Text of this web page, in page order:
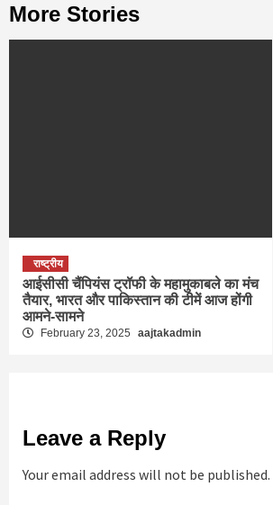
More Stories
राष्ट्रीय
आईसीसी चैंपियंस ट्रॉफी के महामुकाबले का मंच
तैयार, भारत और पाकिस्तान की टीमें आज होंगी
आमने-सामने
February 23, 2025 aajtakadmin
Leave a Reply
Your email address will not be published.